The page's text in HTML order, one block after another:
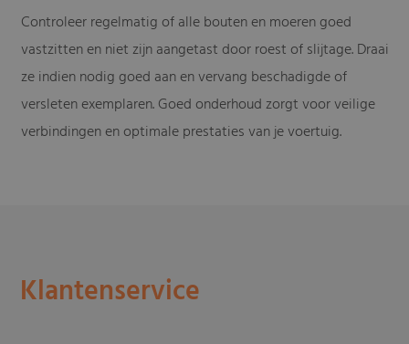
Controleer regelmatig of alle bouten en moeren goed
vastzitten en niet zijn aangetast door roest of slijtage. Draai
ze indien nodig goed aan en vervang beschadigde of
versleten exemplaren. Goed onderhoud zorgt voor veilige
verbindingen en optimale prestaties van je voertuig.
Klantenservice